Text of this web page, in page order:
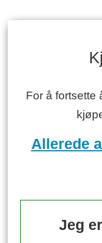
For å fortsette
Allerede
Jeg